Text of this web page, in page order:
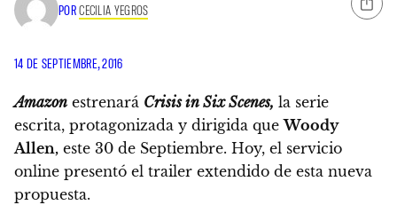
PORCECILIA YEGROS
14 DE SEPTIEMBRE, 2016
Amazon estrenará Crisis in Six Scenes, la serie
escrita, protagonizada y dirigida queWoody
Allen, este 30 de Septiembre. Hoy, el servicio
online presentó el trailer extendido de esta nueva
propuesta.